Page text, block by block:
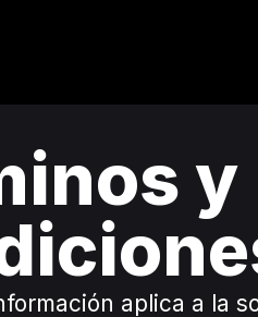
y
aplica a la